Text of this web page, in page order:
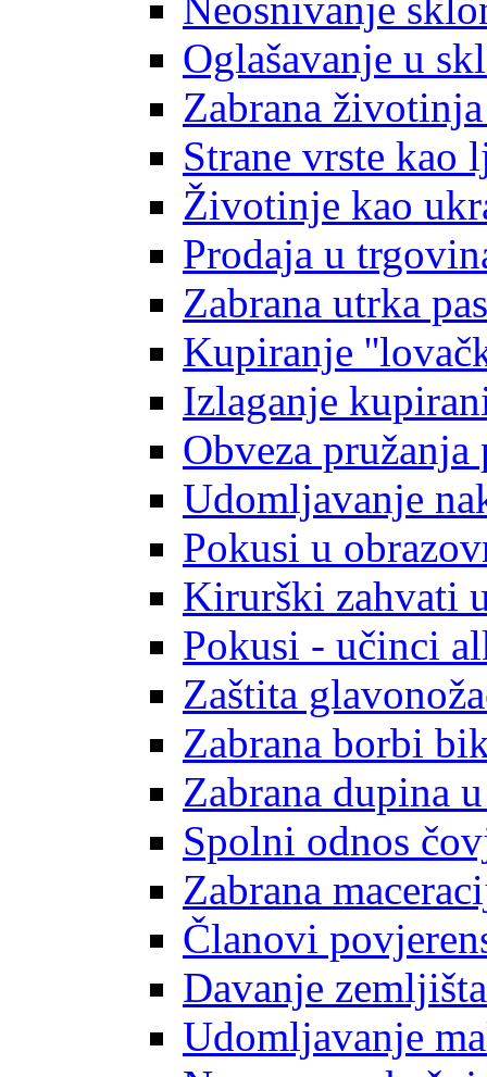
Oglašavanje u
Zabrana
Strane vrste kao
Životinje kao
Prodaja u
Zabrana utrka
Kupiranje
Izlaganje
Obveza pružanja
Udomljavanje
Pokusi u
Kirurški zahvati
Pokusi - učinci
Zaštita
Zabrana borbi
Zabrana dupina
Spolni odnos
Zabrana
Članovi
Davanje
Udomljavanje